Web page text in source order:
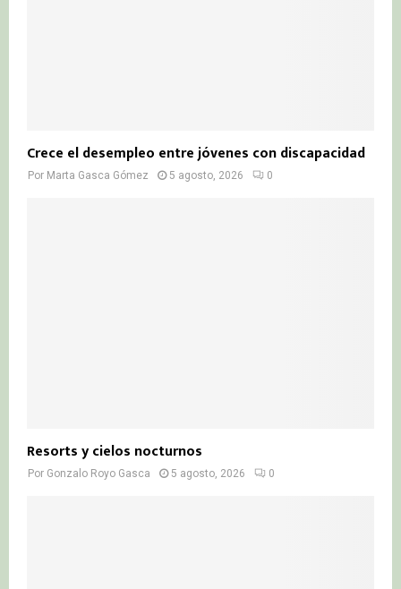
Crece el desempleo entre jóvenes con discapacidad
Por Marta Gasca Gómez 5 agosto, 2026 0
Resorts y cielos nocturnos
Por Gonzalo Royo Gasca 5 agosto, 2026 0